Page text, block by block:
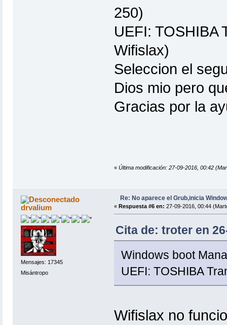
250)
UEFI: TOSHIBA
Wifislax)
Seleccion el
Dios mio pero
Gracias por la
« Última modificación: 27-09-2016, 00:42
drvalium
Mensajes: 17345
Misántropo
Re: No aparece el Grub,inicia
« Respuesta #6 en: 27-09-2016, 00:44
Cita de: troter en
Windows boot
UEFI: TOSHIBA
Wifislax no